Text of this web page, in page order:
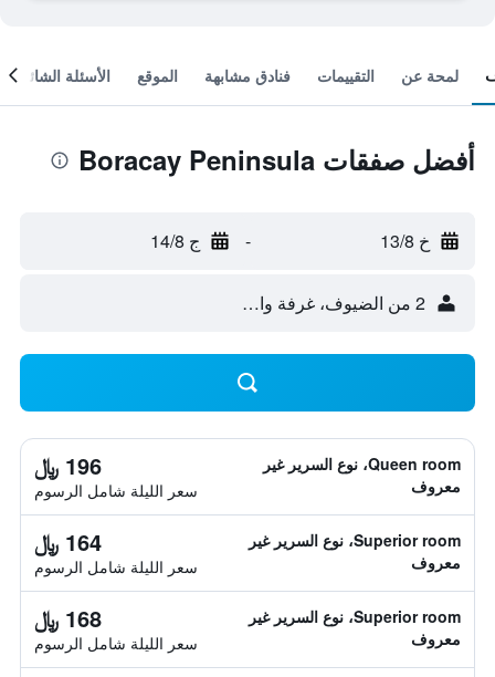
لمحة عن التقييمات فنادق مشابهة الموقع الأسئلة الشائعة
أفضل صفقات Boracay Peninsula
خ 13/8 - ج 14/8
2 من الضيوف، غرفة واحدة
Queen room، نوع السرير غير
معروف
196 ﷼
سعر الليلة شامل الرسوم
Superior room، نوع السرير غير
معروف
164 ﷼
سعر الليلة شامل الرسوم
Superior room، نوع السرير غير
معروف
168 ﷼
سعر الليلة شامل الرسوم